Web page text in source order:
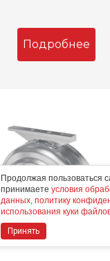
Подробнее
Продолжая пользоваться
принимаете условия
данных, политику
использования куки
Принять